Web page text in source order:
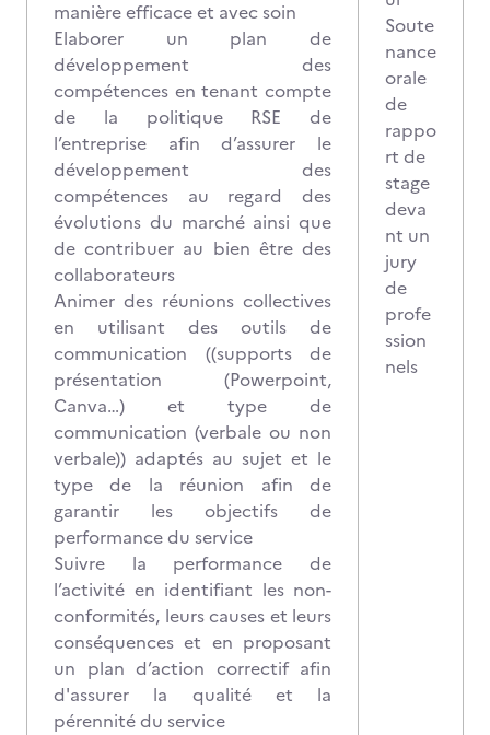
manière efficace et avec soin
Elaborer un plan de
développement des
compétences en tenant compte
de la politique RSE de
l’entreprise afin d’assurer le
développement des
compétences au regard des
évolutions du marché ainsi que
de contribuer au bien être des
collaborateurs
Animer des réunions collectives
en utilisant des outils de
communication ((supports de
présentation (Powerpoint,
Canva…) et type de
communication (verbale ou non
verbale)) adaptés au sujet et le
type de la réunion afin de
garantir les objectifs de
performance du service
Suivre la performance de
l’activité en identifiant les non-
conformités, leurs causes et leurs
conséquences et en proposant
un plan d’action correctif afin
d'assurer la qualité et la
pérennité du service
Soute
nance
orale
de
rappo
rt de
stage
deva
nt un
jury
de
profe
ssion
nels